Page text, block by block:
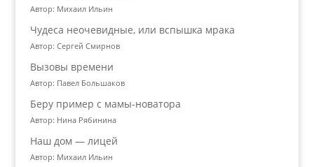
Автор: Михаил Ильин
Чудеса неочевидные, или вспышка мрака
Автор: Сергей Смирнов
Вызовы времени
Автор: Павел Большаков
Беру пример с мамы-новатора
Автор: Нина Рябинина
Наш дом — лицей
Автор: Михаил Ильин